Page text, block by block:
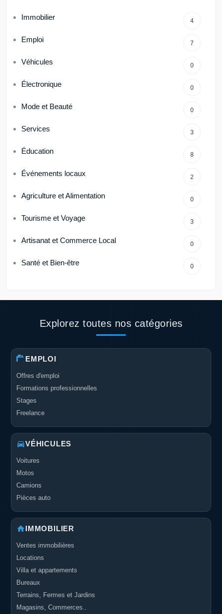
Immobilier 4
Emploi 7
Véhicules 0
Électronique 0
Mode et Beauté 0
Services 3
Éducation 8
Événements locaux 2
Agriculture et Alimentation 0
Tourisme et Voyage 3
Artisanat et Commerce Local 0
Santé et Bien-être 0
Explorez toutes nos catégories
EMPLOI
Offres d'emploi
Formations professionnelles
Stages
Freelance
VÉHICULES
Voitures
Motos
Camions
Pièces auto
IMMOBILIER
Ventes immobilières
Locations
Villa et appartements
Bureaux
Terrains, Fermes et Jardins
Magasins, Commerces..